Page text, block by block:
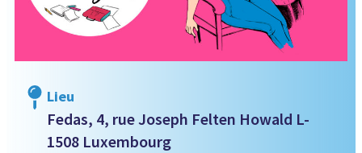
Lieu
Fedas, 4, rue Joseph Felten Howald L-
1508 Luxembourg